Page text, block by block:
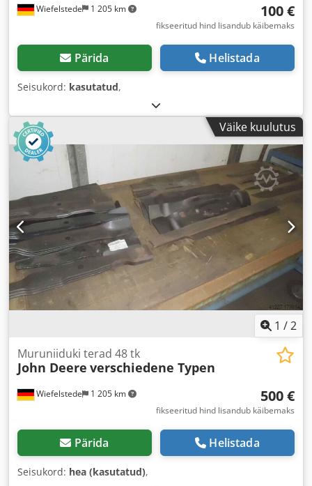
Wiefelstede 1 205 km 100 €
fikseeritud hind lisandub käibemaks
Pärida Helistada
Seisukord: kasutatud,
Väike kuulutus
1 /2
Wiefelstede 1 205 km
Muruniiduki terad 48 tk
John Deere verschiedene Typen
500 €
fikseeritud hind lisandub käibemaks
Pärida Helistada
Seisukord: hea (kasutatud),